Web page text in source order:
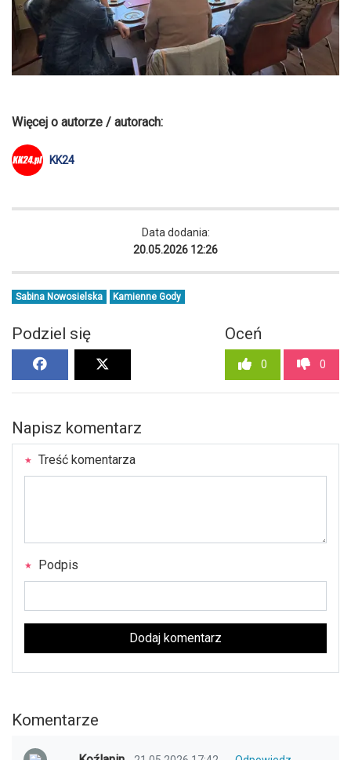
Więcej o autorze / autorach:
KK24
Data dodania:
20.05.2026 12:26
Sabina Nowosielska Kamienne Gody
Podziel się Oceń
0 0
Napisz komentarz
Treść komentarza
Podpis
Dodaj komentarz
Komentarze